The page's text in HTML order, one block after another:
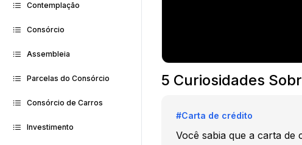
Contemplação
Consórcio
Assembleia
Parcelas do Consórcio
Consórcio de Carros
Investimento
5 Curiosidades
#Carta de crédito
Você sabia que a carta de